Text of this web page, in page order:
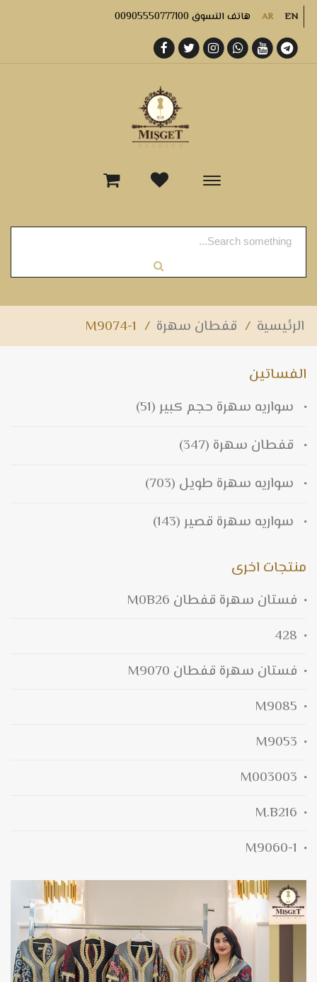
AR EN هاتف التسوق 00905550777100
-
الرئيسية / قفطان سهرة /
M9074-1
الفساتين
سواريه سهرة حجم كبير (51)
قفطان سهرة (347)
سواريه سهرة طويل (703)
سواريه سهرة قصير (143)
منتجات اخرى
فستان سهرة قفطان M0B26
428
فستان سهرة قفطان M9070
M9085
M9053
M003003
M.B216
M9060-1